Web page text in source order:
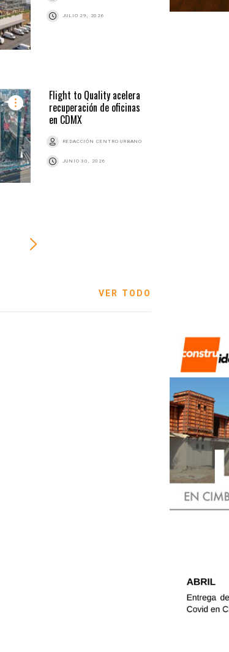
JULIO 29, 2026
Flight to Quality acelera
recuperación de oficinas
en CDMX
REDACCIÓN CENTRO URBANO
JUNIO 30, 2026
VER TODO